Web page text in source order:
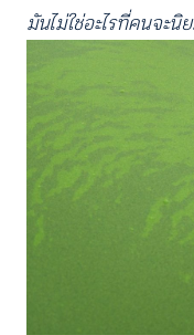
มันไม่ใช่อะไรที่คนจะ